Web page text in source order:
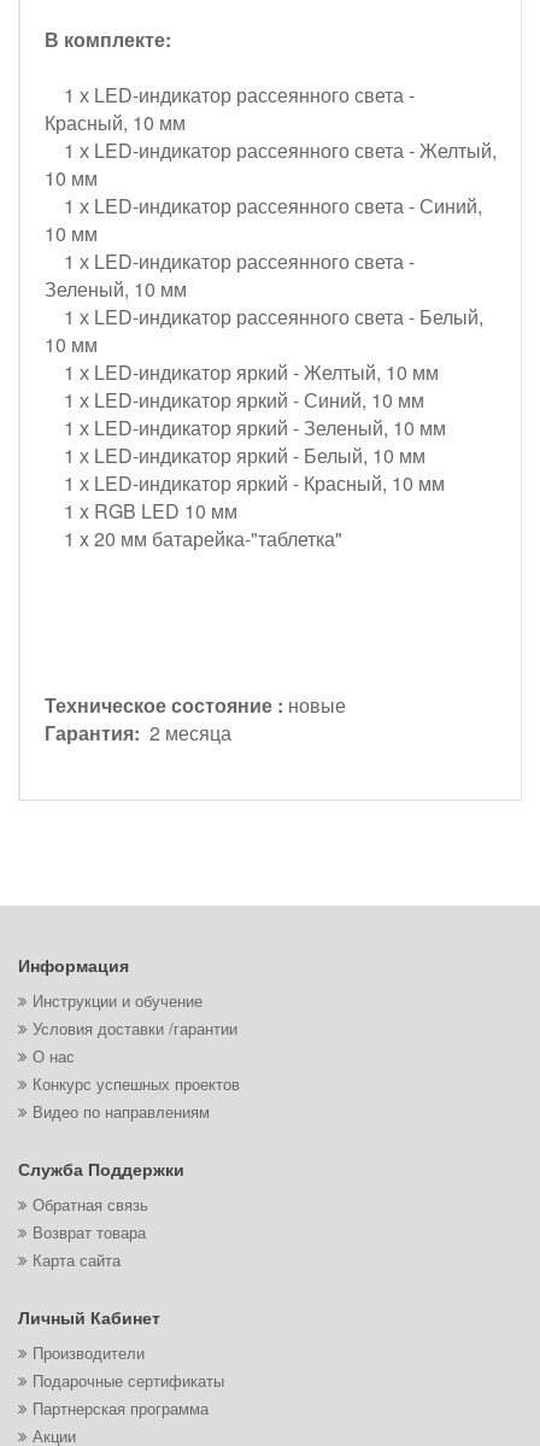
В комплекте:
1 х LED-индикатор рассеянного света -
Красный, 10 мм
1 х LED-индикатор рассеянного света - Желтый,
10 мм
1 х LED-индикатор рассеянного света - Синий,
10 мм
1 х LED-индикатор рассеянного света -
Зеленый, 10 мм
1 х LED-индикатор рассеянного света - Белый,
10 мм
1 х LED-индикатор яркий - Желтый, 10 мм
1 х LED-индикатор яркий - Синий, 10 мм
1 х LED-индикатор яркий - Зеленый, 10 мм
1 х LED-индикатор яркий - Белый, 10 мм
1 х LED-индикатор яркий - Красный, 10 мм
1 x RGB LED 10 мм
1 x 20 мм батарейка-"таблетка"
Техническое состояние : новые
Гарантия: 2 месяца
Информация
Инструкции и обучение
Условия доставки /гарантии
О нас
Конкурс успешных проектов
Видео по направлениям
Служба Поддержки
Обратная связь
Возврат товара
Карта сайта
Личный Кабинет
Производители
Подарочные сертификаты
Партнерская программа
Акции